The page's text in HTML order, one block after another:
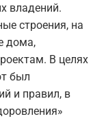
владений.
строения, на
дома,
В целях
был
и правил, в